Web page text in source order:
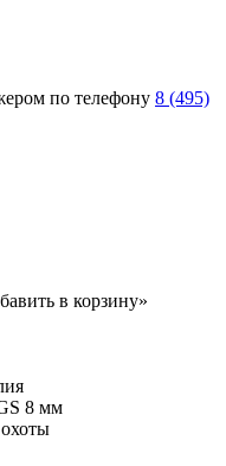
по телефону 8 (495)
в корзину»
8 мм